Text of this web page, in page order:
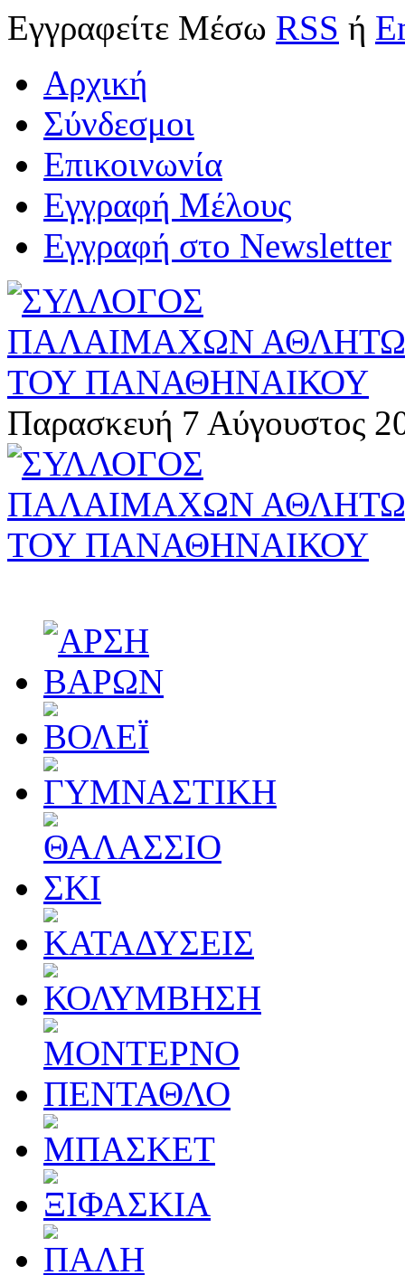
Εγγραφείτε Μέσω RSS ή
Αρχική
Σύνδεσμοι
Επικοινωνία
Εγγραφή Μέλους
Εγγραφή στο Newsletter
Παρασκευή 7 Αύγουστος